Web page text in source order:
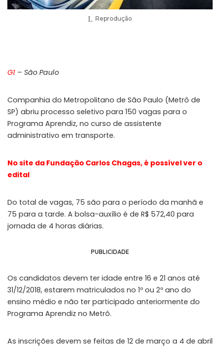
Reprodução
G1 – São Paulo
Companhia do Metropolitano de São Paulo (Metrô de
SP) abriu processo seletivo para 150 vagas para o
Programa Aprendiz, no curso de assistente
administrativo em transporte.
No site da Fundação Carlos Chagas, é possível ver o
edital
Do total de vagas, 75 são para o período da manhã e
75 para a tarde. A bolsa-auxílio é de R$ 572,40 para
jornada de 4 horas diárias.
PUBLICIDADE
Os candidatos devem ter idade entre 16 e 21 anos até
31/12/2018, estarem matriculados no 1º ou 2º ano do
ensino médio e não ter participado anteriormente do
Programa Aprendiz no Metrô.
As inscrições devem se feitas de 12 de março a 4 de abril